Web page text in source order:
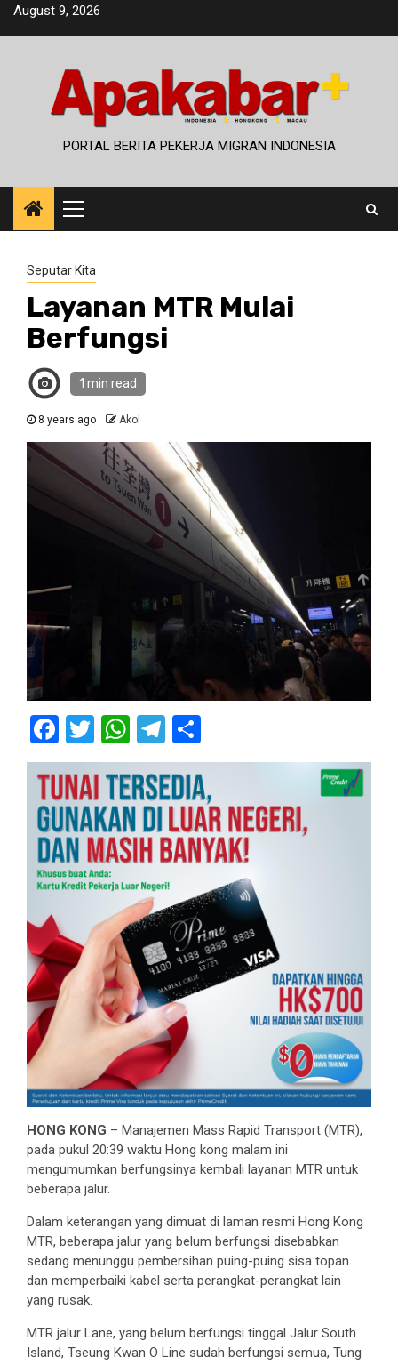
SkipAugust 9, 2026
PORTAL BERITA PEKERJA MIGRAN INDONESIA
Primary
Menu
Seputar Kita
Layanan MTR Mulai
Berfungsi
1 min read
8 years ago Akol
Facebook
Twitter
WhatsApp
Telegram
HONG KONG – Manajemen Mass Rapid Transport (MTR),
pada pukul 20:39 waktu Hong kong malam ini
mengumumkan berfungsinya kembali layanan MTR untuk
beberapa jalur.
Dalam keterangan yang dimuat di laman resmi Hong Kong
MTR, beberapa jalur yang belum berfungsi disebabkan
sedang menunggu pembersihan puing-puing sisa topan
dan memperbaiki kabel serta perangkat-perangkat lain
yang rusak.
MTR jalur Lane, yang belum berfungsi tinggal Jalur South
Island, Tseung Kwan O Line sudah berfungsi semua, Tung